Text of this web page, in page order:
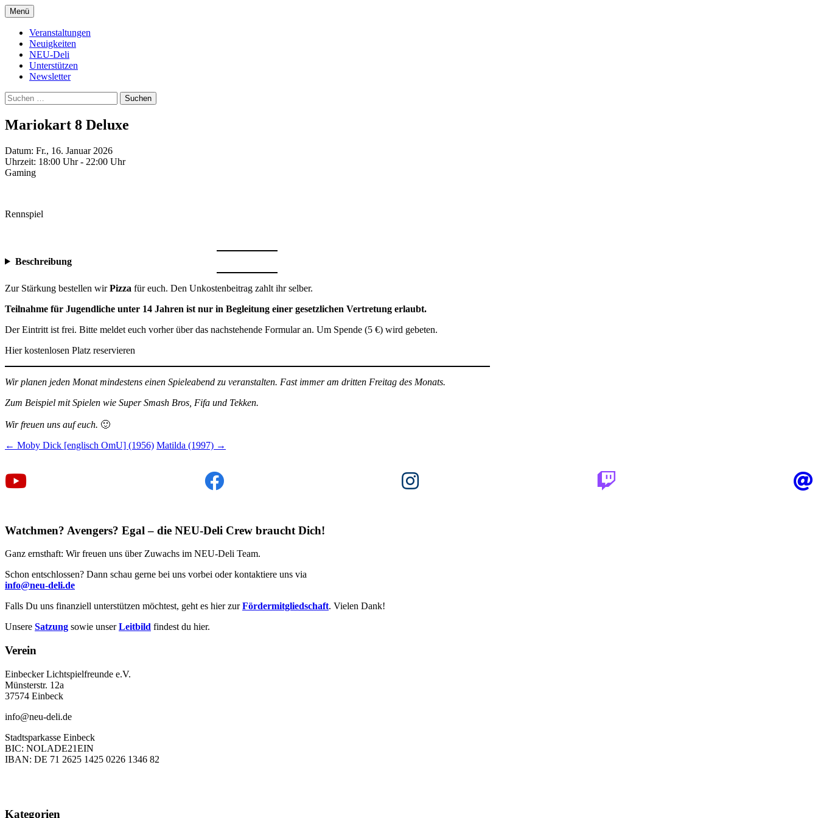
Zum
Inhalt
springen
NeuDeli Einbeck
Menü
Veranstaltungen
Neuigkeiten
NEU-Deli
Unterstützen
Newsletter
Suchen
nach:
Mariokart 8 Deluxe
Datum: Fr., 16. Januar 2026
Uhrzeit: 18:00 Uhr - 22:00 Uhr
Gaming
Rennspiel
Beschreibung
Zur Stärkung bestellen wirPizza für euch. Den Unkostenbeitrag zahlt ihr selber.
Teilnahme für Jugendliche unter 14 Jahren ist nur in Begleitung einer gesetzlichen Vertretung erlaubt.
Der Eintritt ist frei. Bitte meldet euch vorher über das nachstehende Formular an. Um Spende (5 €) wird gebeten.
Hier kostenlosen Platz reservieren
Wir planen jeden Monat mindestens einen Spieleabend zu veranstalten. Fast immer am dritten Freitag des Monats.
Zum Beispiel mit Spielen wie Super Smash Bros, Fifa und Tekken.
Wir freuen uns auf euch. 🙂
Beitragsnavigation
← Moby Dick [englisch OmU] (1956) Matilda (1997) →
Watchmen? Avengers? Egal – die NEU-Deli Crew braucht Dich!
Ganz ernsthaft: Wir freuen uns über Zuwachs im NEU-Deli Team.
Schon entschlossen? Dann schau gerne bei uns vorbei oder kontaktiere uns via
info@neu-deli.de
Falls Du uns finanziell unterstützen möchtest, geht es hier zurFördermitgliedschaft. Vielen Dank!
Unsere Satzung sowie unserLeitbild findest du hier.
Verein
Einbecker Lichtspielfreunde e.V.
Münsterstr. 12a
37574 Einbeck
info@neu-deli.de
Stadtsparkasse Einbeck
BIC: NOLADE21EIN
IBAN: DE 71 2625 1425 0226 1346 82
Kategorien